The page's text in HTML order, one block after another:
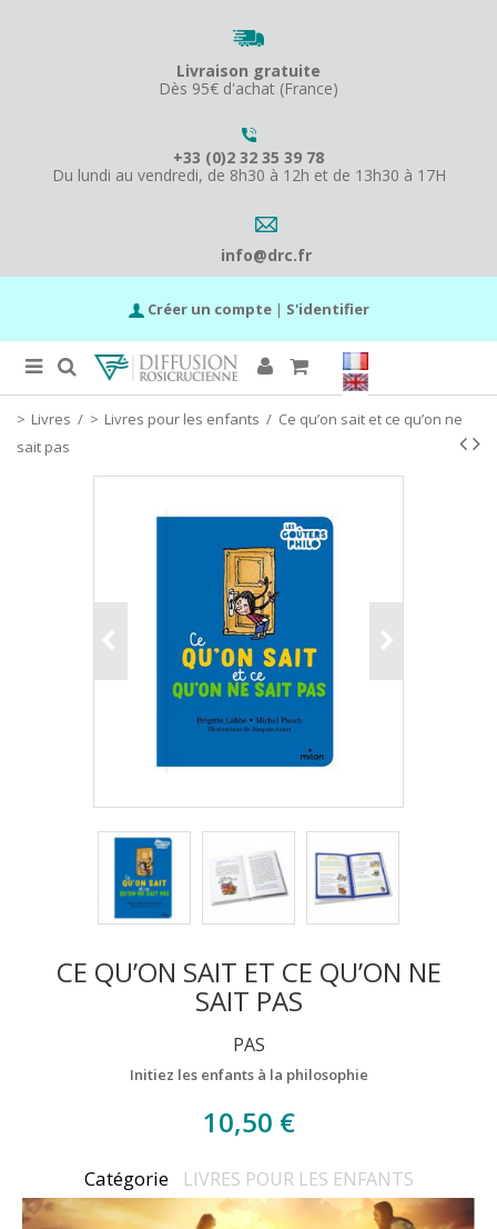
Livraison gratuite
Dès 95€ d'achat (France)
+33 (0)2 32 35 39 78
Du lundi au vendredi, de 8h30 à 12h et de 13h30 à 17H
info@drc.fr
Créer un compte | S'identifier
Livres / Livres pour les enfants / Ce qu’on sait et ce qu’on ne
sait pas
CE QU’ON SAIT ET CE QU’ON NE
SAIT PAS
PAS
Initiez les enfants à la philosophie
10,50 €
Catégorie LIVRES POUR LES ENFANTS